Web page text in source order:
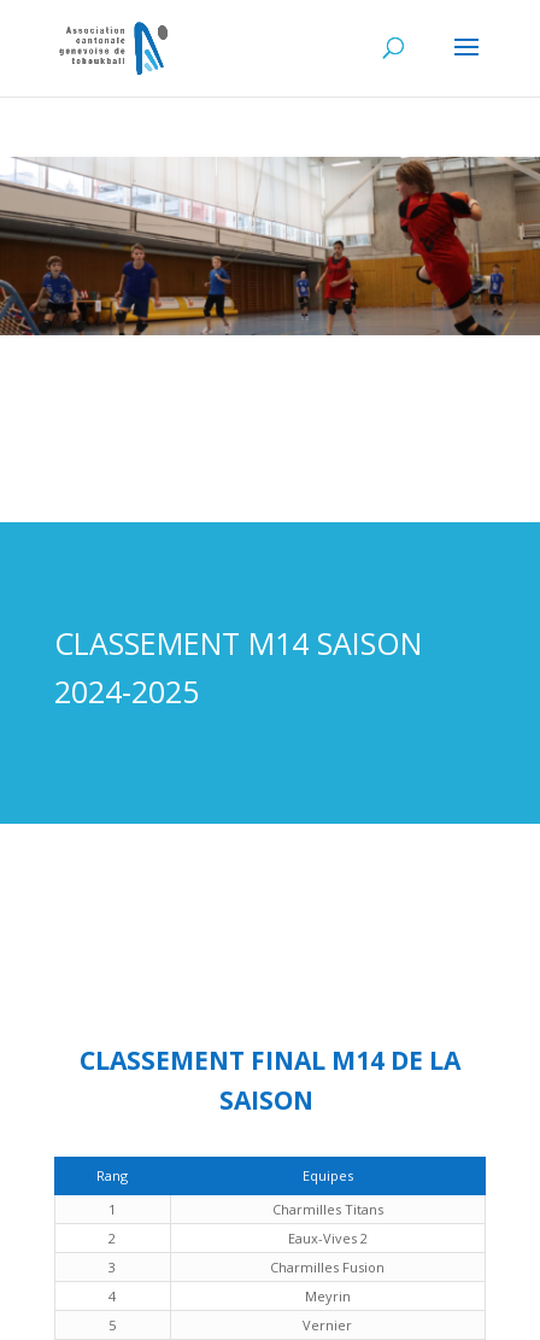
CLASSEMENT M14 SAISON
2024-2025
CLASSEMENT FINAL M14 DE LA
SAISON
Rang
Equipes
1
Charmilles Titans
2
Eaux-Vives 2
3
Charmilles Fusion
4
Meyrin
5
Vernier